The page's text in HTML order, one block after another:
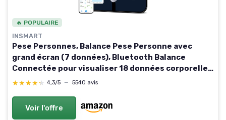
🔥 POPULAIRE
INSMART
Pese Personnes, Balance Pese Personne avec
grand écran (7 données), Bluetooth Balance
Connectée pour visualiser 18 données corporelles
via l'App, Balance 30x30cm Charge maximale
★★★★★
★★★★★ 4,3/5 — 5540 avis
Voir l'offre